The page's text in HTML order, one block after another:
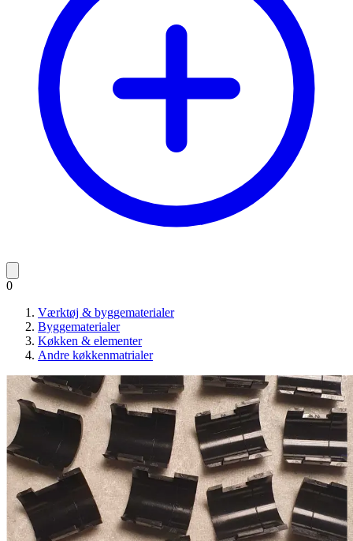
0
Værktøj & byggematerialer
Byggematerialer
Køkken & elementer
Andre køkkenmatrialer